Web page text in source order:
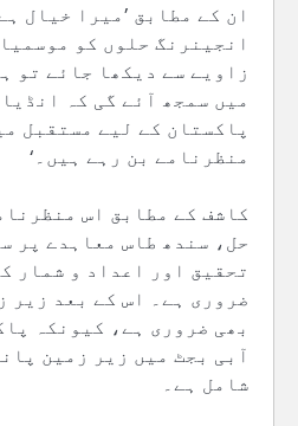
ان کے مطابق ’میرا خیال
انجینرنگ حلوں کو
زاویے سے دیکھا جائے تو
میں سمجھ آئے گی کہ
پاکستان کے لیے مستقبل
منظرنامے بن رہے ہیں۔‘
کاشف کے مطابق اس
حل، سندھ طاس معاہدے پر
تحقیق اور اعداد و شمار
ضروری ہے۔ اس کے بعد زیر
بھی ضروری ہے، کیونکہ
آبی بجٹ میں زیر زمین
شامل ہے۔